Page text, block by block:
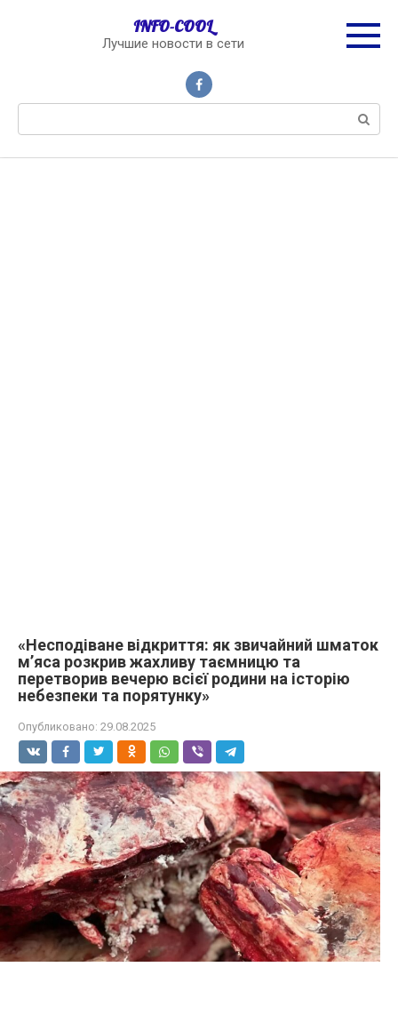
INFO-COOL
Лучшие новости в сети
«Несподіване відкриття: як звичайний шматок
м’яса розкрив жахливу таємницю та
перетворив вечерю всієї родини на історію
небезпеки та порятунку»
Опубликовано: 29.08.2025